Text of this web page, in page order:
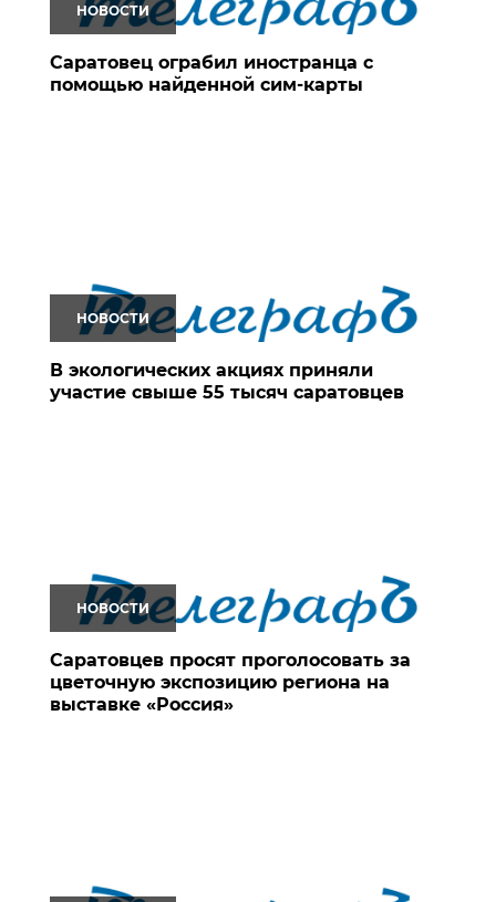
НОВОСТИ
Саратовец ограбил иностранца с
помощью найденной сим-карты
НОВОСТИ
В экологических акциях приняли
участие свыше 55 тысяч саратовцев
НОВОСТИ
Саратовцев просят проголосовать за
цветочную экспозицию региона на
выставке «Россия»